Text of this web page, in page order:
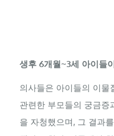
생후 6개월~3세 아이들
의사들은 아이들의 이물
관련한 부모들의 궁금증
을 자청했으며, 그 결과